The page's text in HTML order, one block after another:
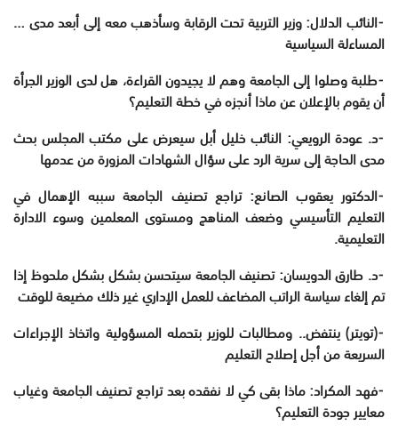
⁃‎النائب الدلال: وزير التربية تحت الرقابة وسأذهب معه إلى أبعد مدى …
المساءلة السياسية
⁃طلبة وصلوا إلى الجامعة وهم لا يجيدون القراءة، هل لدى الوزير الجرأة
أن يقوم بالإعلان عن ماذا أنجزه في خطة التعليم؟
⁃د. عودة الرويعي: النائب خليل أبل سيعرض على مكتب المجلس بحث
مدى الحاجة إلى سرية الرد على سؤال الشهادات المزورة من عدمها
⁃الدكتور يعقوب الصانع: تراجع تصنيف الجامعة سببه الإهمال في
التعليم التأسيسي وضعف المناهج ومستوى المعلمين وسوء الادارة
التعليمية.
⁃د. طارق الدويسان: تصنيف الجامعة سيتحسن بشكل بشكل ملحوظ إذا
تم إلغاء سياسة الراتب المضاعف للعمل الإداري غير ذلك مضيعة للوقت
⁃(تويتر) ينتفض.. ومطالبات للوزير بتحمله المسؤولية واتخاذ الإجراءات
السريعة من أجل إصلاح التعليم
⁃فهد المكراد: ماذا بقى كي لا نفقده بعد تراجع تصنيف الجامعة وغياب
معايير جودة التعليم؟